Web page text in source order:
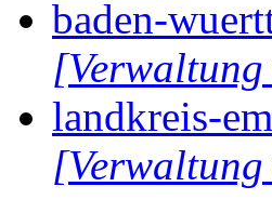
baden-
landkreis-